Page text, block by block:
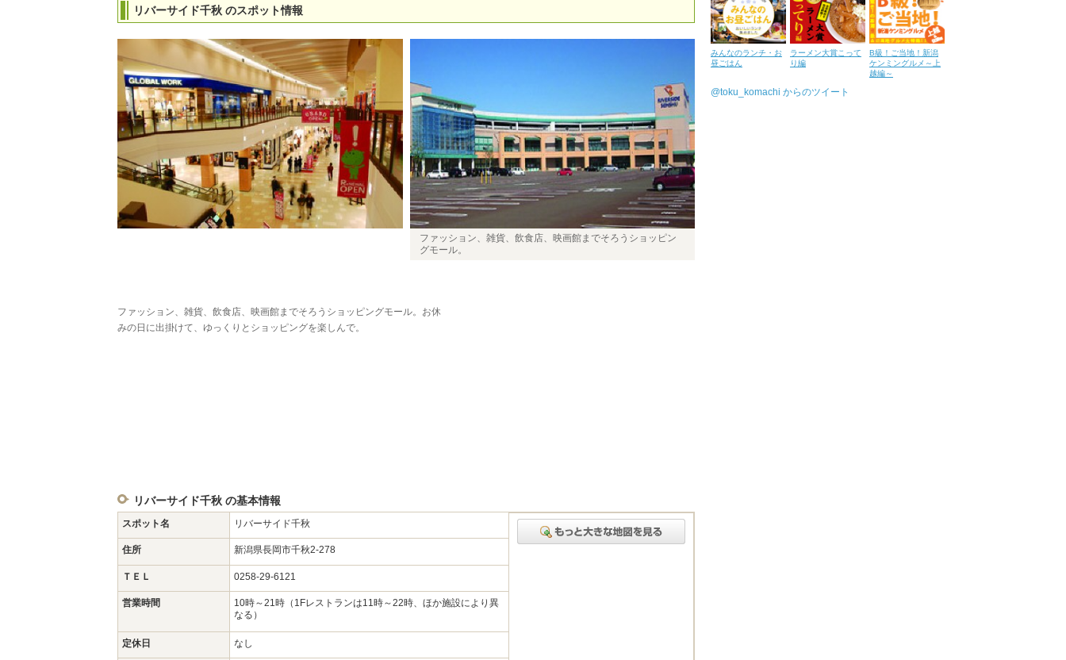
リバーサイド千秋 のスポット情報
ファッション、雑貨、飲食店、映画館までそろうショッピン
グモール。
ファッション、雑貨、飲食店、映画館までそろうショッピングモール。お休
みの日に出掛けて、ゆっくりとショッピングを楽しんで。
リバーサイド千秋 の基本情報
スポット名 リバーサイド千秋
住所 新潟県長岡市千秋2-278
ＴＥＬ 0258-29-6121
営業時間
10時～21時（1Fレストランは11時～22時、ほか施設により異
なる）
定休日 なし
みんなのランチ・お
昼ごはん
ラーメン大賞こって
り編
B級！ご当地！新潟
ケンミングルメ～上
越編～
@toku_komachi からのツイート